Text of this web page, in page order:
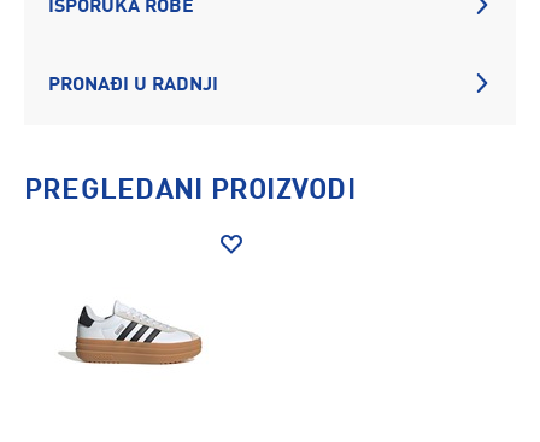
ISPORUKA ROBE
PRONAĐI U RADNJI
PREGLEDANI PROIZVODI